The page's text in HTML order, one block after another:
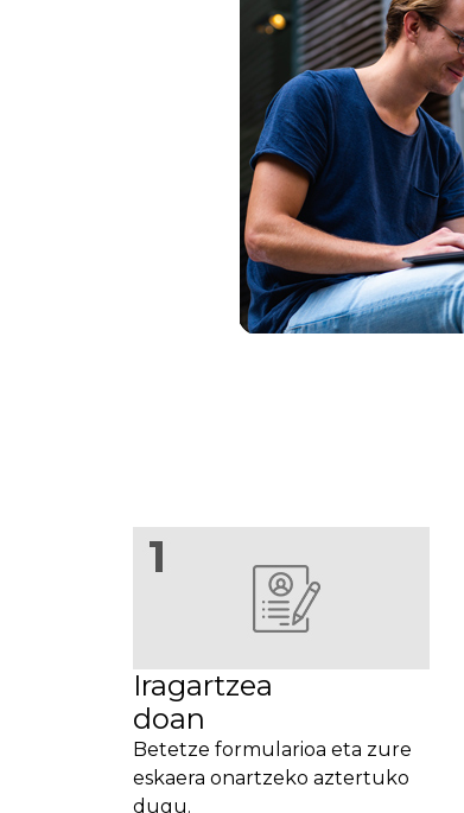
Iragartzea
doan
Betetze formularioa eta zure
eskaera onartzeko aztertuko
dugu.